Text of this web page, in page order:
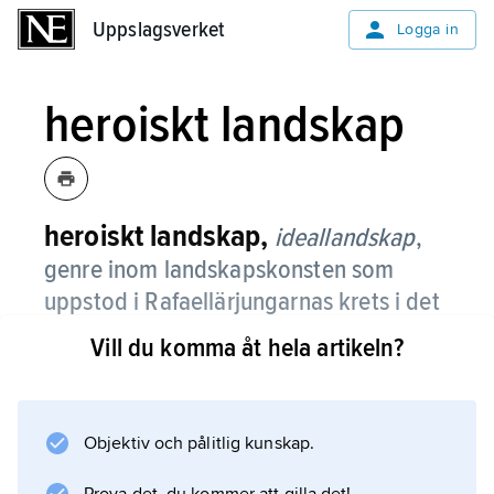
Uppslagsverket Logga in
heroiskt landskap
heroiskt landskap, ideallandskap,
genre inom landskapskonsten som
uppstod i Rafaellärjungarnas krets i det
tidiga 1500-talets Rom och som under
det följande århundradet kulminerade
Nicolas Poussin.
Arvet från 1600-talet fortsattes genom
Vill du komma åt hela artikeln?
Objektiv och pålitlig kunskap.